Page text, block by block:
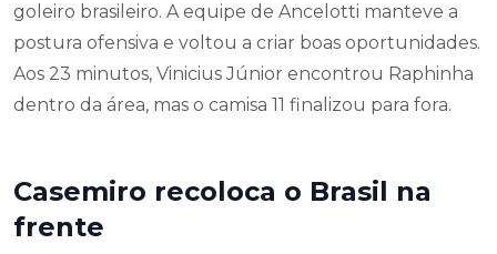
goleiro brasileiro. A equipe de Ancelotti manteve a
postura ofensiva e voltou a criar boas oportunidades.
Aos 23 minutos, Vinicius Júnior encontrou Raphinha
dentro da área, mas o camisa 11 finalizou para fora.
Casemiro recoloca o Brasil na
frente